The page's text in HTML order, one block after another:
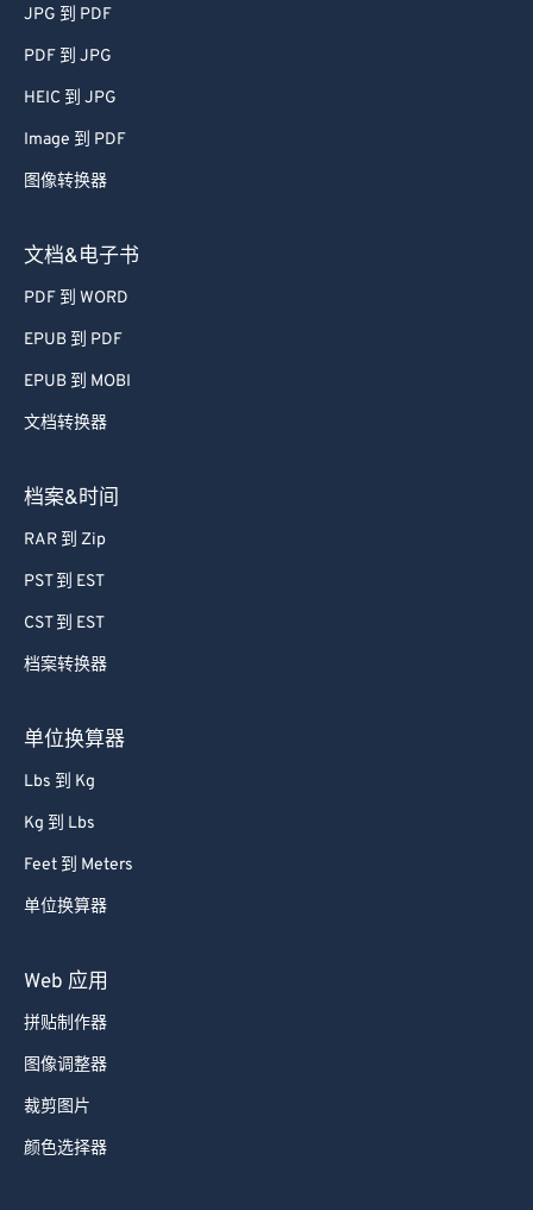
JPG 到 PDF
PDF 到 JPG
HEIC 到 JPG
Image 到 PDF
图像转换器
文档&电子书
PDF 到 WORD
EPUB 到 PDF
EPUB 到 MOBI
文档转换器
档案&时间
RAR 到 Zip
PST 到 EST
CST 到 EST
档案转换器
单位换算器
Lbs 到 Kg
Kg 到 Lbs
Feet 到 Meters
单位换算器
Web 应用
拼贴制作器
图像调整器
裁剪图片
颜色选择器